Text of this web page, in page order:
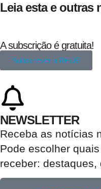
Leia esta e outras
A subscrição é gratuita!
Subscrever a REDE
NEWSLETTER
Receba as notícias
Pode escolher
receber: destaques,